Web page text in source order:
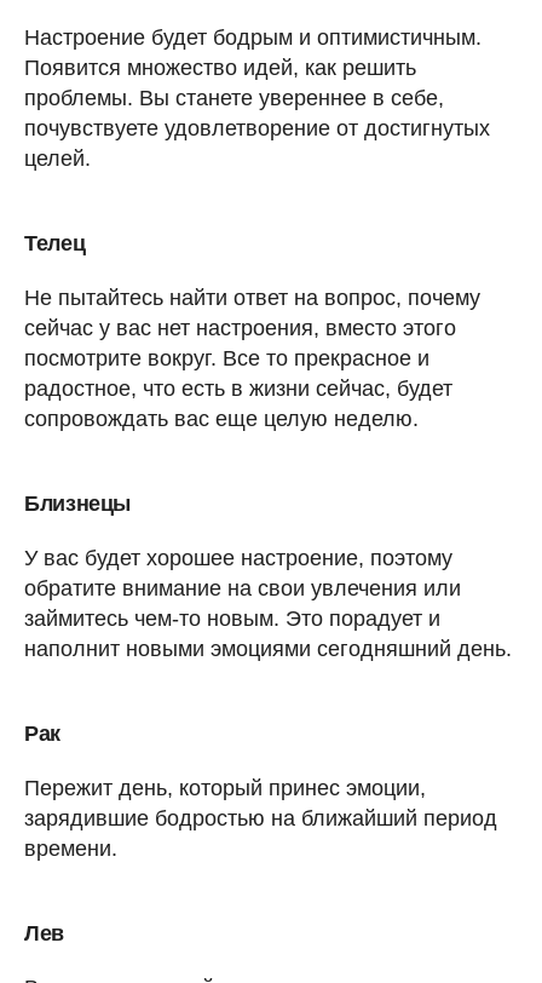
Настроение будет бодрым и оптимистичным.
Появится множество идей, как решить
проблемы. Вы станете увереннее в себе,
почувствуете удовлетворение от достигнутых
целей.
Телец
Не пытайтесь найти ответ на вопрос, почему
сейчас у вас нет настроения, вместо этого
посмотрите вокруг. Все то прекрасное и
радостное, что есть в жизни сейчас, будет
сопровождать вас еще целую неделю.
Близнецы
У вас будет хорошее настроение, поэтому
обратите внимание на свои увлечения или
займитесь чем-то новым. Это порадует и
наполнит новыми эмоциями сегодняшний день.
Рак
Пережит день, который принес эмоции,
зарядившие бодростью на ближайший период
времени.
Лев